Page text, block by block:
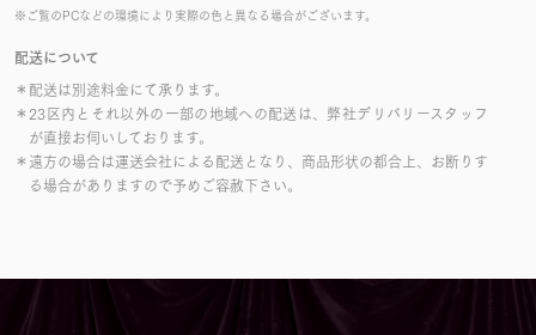
※ご覧のPCなどの環境により実際の色と異なる場合がございます。
配送について
＊配送は別途料金にて承ります。
＊23区内とそれ以外の一部の地域への配送は、弊社デリバリースタッフ
が直接お伺いしております。
＊遠方の場合は運送会社による配送となり、商品形状の都合上、お断りす
る場合がありますので予めご容赦下さい。